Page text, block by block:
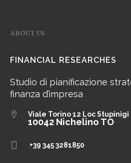
ABOUT US
FINANCIAL RESEARCHES
Studio di pianificazione
finanza d’impresa
Viale Torino 12 Loc Stupinigi
10042 Nichelino TO
+39 345 3281850